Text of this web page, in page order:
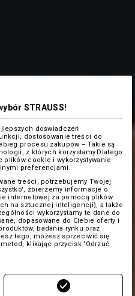
STRAUSS!
doświadczeń
dostosowanie treści do
procesu zakupów – Takie są
z których korzystamy.Dlatego
plików cookie i wykorzystywanie
preferencjami.
treści, potrzebujemy Twojej
zbierzemy informacje o
internetowej za pomocą plików
na sztucznej inteligencji), a także
wykorzystamy te dane do
dopasowane do Ciebie oferty i
badania rynku oraz
tego, możesz sprzeciwić się
klikając przycisk 'Odrzuć